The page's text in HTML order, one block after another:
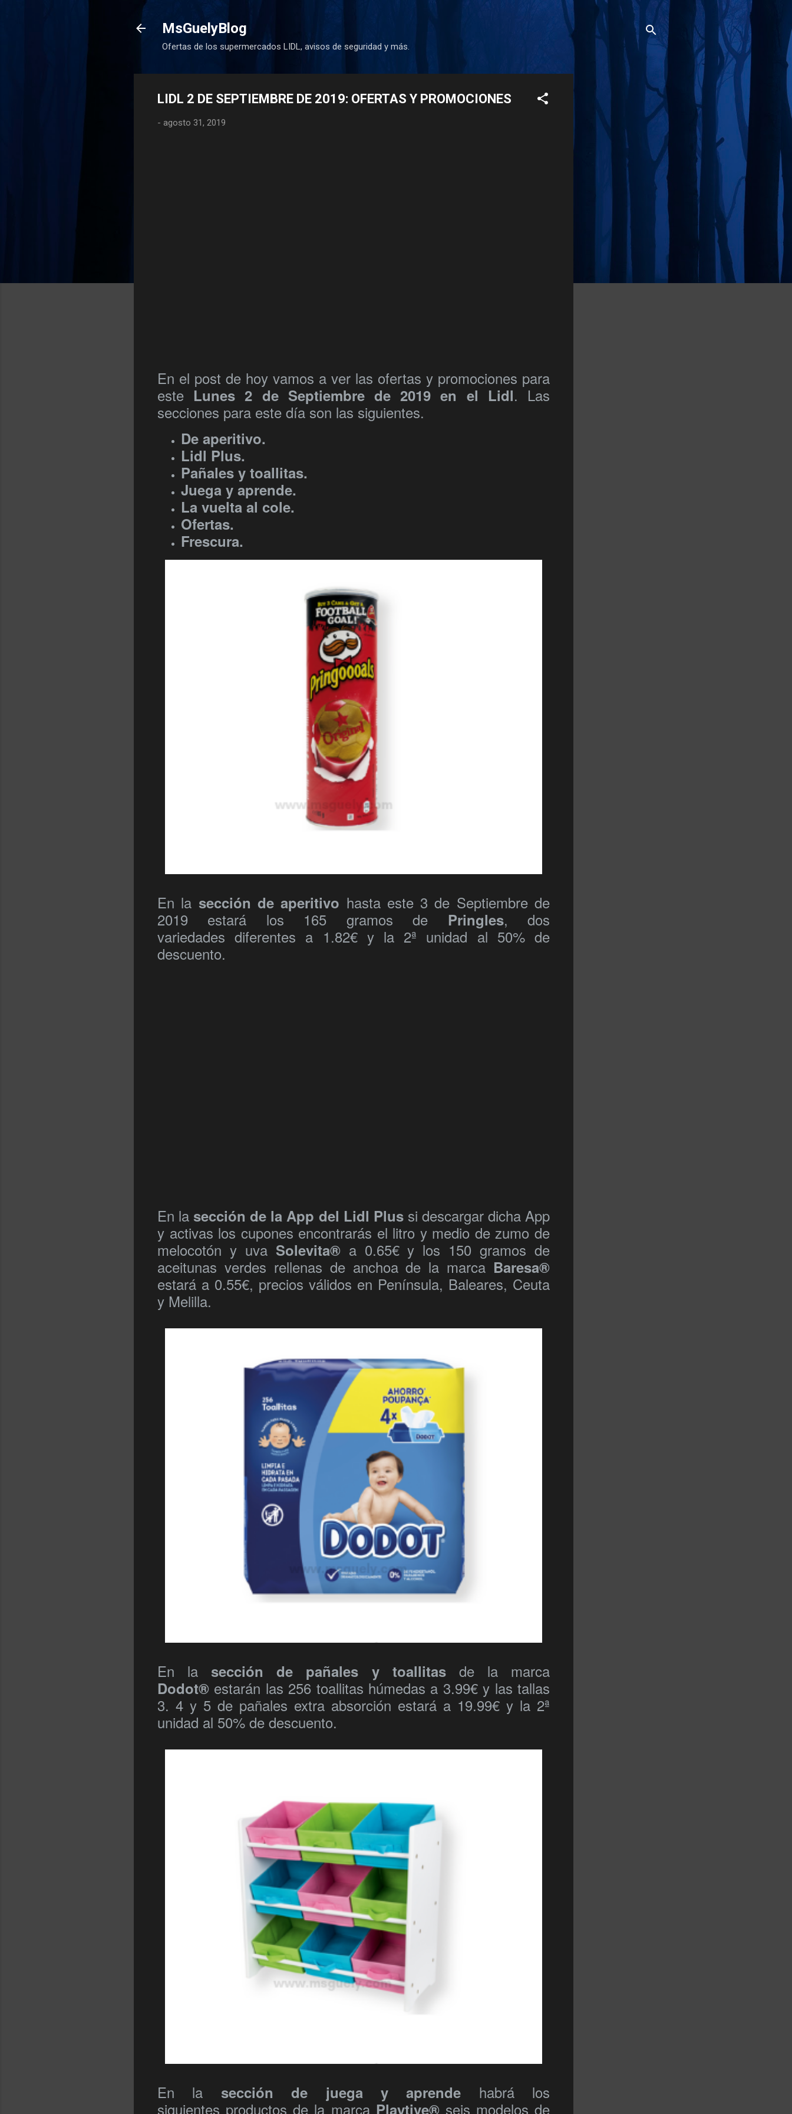
MsGuelyBlog
Ofertas de los supermercados LIDL, avisos de seguridad y más.
LIDL 2 DE SEPTIEMBRE DE 2019: OFERTAS Y PROMOCIONES
- agosto 31, 2019
En el post de hoy vamos a ver las ofertas y promociones para
este Lunes 2 de Septiembre de 2019 en el Lidl. Las
secciones para este día son las siguientes.
De aperitivo.
Lidl Plus.
Pañales y toallitas.
Juega y aprende.
La vuelta al cole.
Ofertas.
Frescura.
En la sección de aperitivo hasta este 3 de Septiembre de
2019 estará los 165 gramos de Pringles, dos
variedades diferentes a 1.82€ y la 2ª unidad al 50% de
descuento.
En la sección de la App del Lidl Plussi descargar dicha App
y activas los cupones encontrarás el litro y medio de zumo de
melocotón y uva Solevita® a 0.65€ y los 150 gramos de
aceitunas verdes rellenas de anchoa de la marca Baresa®
estará a 0.55€, precios válidos en Península, Baleares, Ceuta
y Melilla.
En la sección de pañales y toallitasde la marca
Dodot® estarán las 256 toallitas húmedas a 3.99€ y las tallas
3. 4 y 5 de pañales extra absorción estará a 19.99€ y la 2ª
unidad al 50% de descuento.
En la sección de juega y aprende habrá los
siguientes productos de la marca Playtive® seis modelos de